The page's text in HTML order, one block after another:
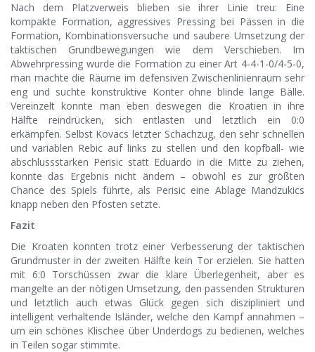
Nach dem Platzverweis blieben sie ihrer Linie treu: Eine
kompakte Formation, aggressives Pressing bei Pässen in die
Formation, Kombinationsversuche und saubere Umsetzung der
taktischen Grundbewegungen wie dem Verschieben. Im
Abwehrpressing wurde die Formation zu einer Art 4-4-1-0/4-5-0,
man machte die Räume im defensiven Zwischenlinienraum sehr
eng und suchte konstruktive Konter ohne blinde lange Bälle.
Vereinzelt konnte man eben deswegen die Kroatien in ihre
Hälfte reindrücken, sich entlasten und letztlich ein 0:0
erkämpfen. Selbst Kovacs letzter Schachzug, den sehr schnellen
und variablen Rebic auf links zu stellen und den kopfball- wie
abschlussstarken Perisic statt Eduardo in die Mitte zu ziehen,
konnte das Ergebnis nicht ändern – obwohl es zur größten
Chance des Spiels führte, als Perisic eine Ablage Mandzukics
knapp neben den Pfosten setzte.
Fazit
Die Kroaten konnten trotz einer Verbesserung der taktischen
Grundmuster in der zweiten Hälfte kein Tor erzielen. Sie hatten
mit 6:0 Torschüssen zwar die klare Überlegenheit, aber es
mangelte an der nötigen Umsetzung, den passenden Strukturen
und letztlich auch etwas Glück gegen sich diszipliniert und
intelligent verhaltende Isländer, welche den Kampf annahmen –
um ein schönes Klischee über Underdogs zu bedienen, welches
in Teilen sogar stimmte.